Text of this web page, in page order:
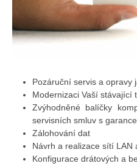
Pozáruční servis a opravy
Modernizaci Vaší stávající
Zvýhodněné balíčky
servisních smluv s
Zálohování dat
Návrh a realizace sítí LAN
Konfigurace drátových a